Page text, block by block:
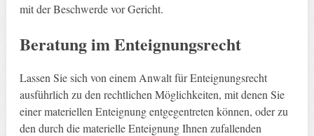
mit der Beschwerde vor Gericht.
Beratung im Enteignungsrecht
Lassen Sie sich von einem Anwalt für Enteignungsrecht
ausführlich zu den rechtlichen Möglichkeiten, mit denen Sie
einer materiellen Enteignung entgegentreten können, oder zu
den durch die materielle Enteignung Ihnen zufallenden